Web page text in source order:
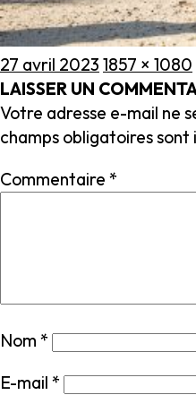
Publié
le
27 avril 2023 Taille
réelle
1857 × 1080
LAISSER UN
Votre adresse e-mail ne
champs obligatoires sont
Commentaire *
Nom *
E-mail *